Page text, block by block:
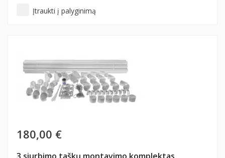
Įtraukti į palyginimą
180,00 €